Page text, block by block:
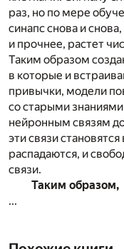
раз, но по мере
синапс снова и
и прочнее, растет
Таким образом
в которые и
привычки, модели
со старыми
нейронным связям
эти связи
распадаются, и
связи.
Таким образом,
...